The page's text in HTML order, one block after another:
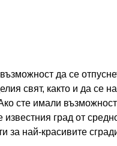
да се
свят, както и да се
сте имали
град от
за най-красивите